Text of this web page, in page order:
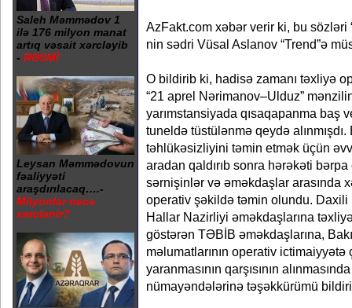
Saleh Məmmədov 1
ilə 176 milyon manat
artıq vəsait xərcləyib
- RƏSMİ
Leysan Məmmədovun
fəaliyyəti
araşdırılacaq….-
Milyonlar necə
xərclənir?
AzFakt.com xəbər verir ki, bu sözləri
nin sədri Vüsal Aslanov “Trend”ə
O bildirib ki, hadisə zamanı təxliyə
“21 aprel Nərimanov–Ulduz”
yarımstansiyada qısaqapanma baş
tuneldə tüstülənmə qeydə
təhlükəsizliyini təmin etmək üçün
aradan qaldırıb sonra hərəkəti
sərnişinlər və əməkdaşlar arasında
operativ şəkildə təmin olundu.
Hallar Nazirliyi əməkdaşlarına
göstərən TƏBİB əməkdaşlarına,
məlumatlarının operativ ictimaiyyətə
yaranmasının qarşısının
nümayəndələrinə təşəkkürümü